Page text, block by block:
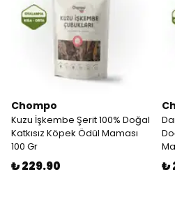
Chompo
Kuzu İşkembe Şerit 100% Doğal
Katkısız Köpek Ödül Maması
100 Gr
₺ 229.90 ₺